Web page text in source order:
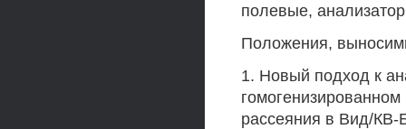
полевые,
Положения,
1. Новый подход к
рассеяния в Вид/КВ-